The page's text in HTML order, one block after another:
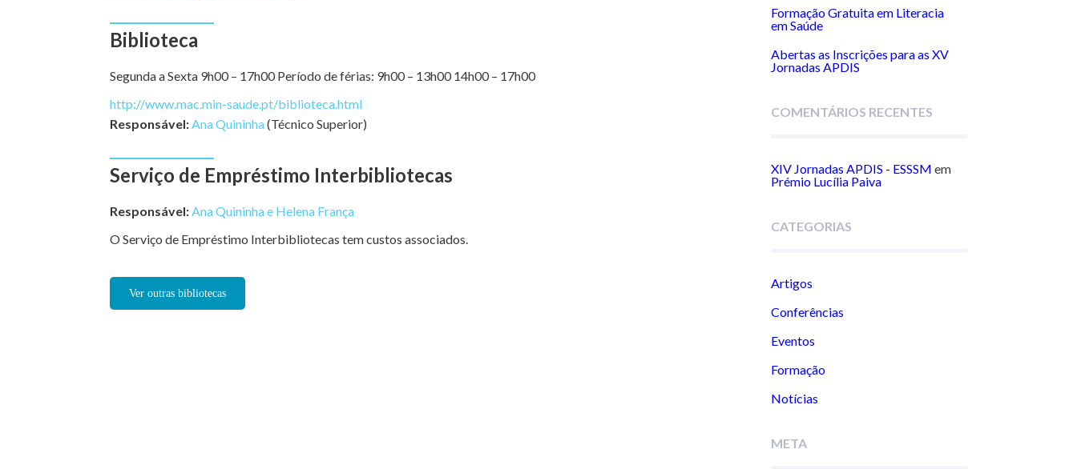
Biblioteca
Segunda a Sexta 9h00 – 17h00 Período de férias: 9h00 – 13h00 14h00 – 17h00
http://www.mac.min-saude.pt/biblioteca.html
Responsável:Ana Quininha(Técnico Superior)
Serviço de Empréstimo Interbibliotecas
Responsável:Ana Quininha e Helena França
O Serviço de Empréstimo Interbibliotecas tem custos associados.
Ver outras bibliotecas
Formação Gratuita em Literacia
em Saúde
Abertas as Inscrições para as XV
Jornadas APDIS
COMENTÁRIOS RECENTES
XIV Jornadas APDIS - ESSSM em
Prémio Lucília Paiva
CATEGORIAS
Artigos
Conferências
Eventos
Formação
Notícias
META